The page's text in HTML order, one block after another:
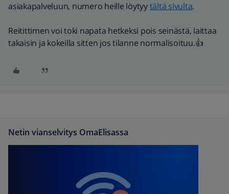
asiakapalveluun, numero heille löytyytältä sivulta.
Reitittimen voi toki napata hetkeksi pois seinästä, laittaa
takaisin ja kokeilla sitten jos tilanne normalisoituu.👍
Netin vianselvitys OmaElisassa